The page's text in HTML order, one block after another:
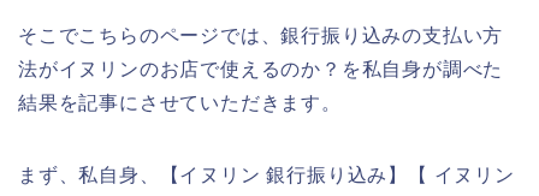
そこでこちらのページでは、銀行振り込みの支払い方
法がイヌリンのお店で使えるのか？を私自身が調べた
結果を記事にさせていただきます。
まず、私自身、【イヌリン 銀行振り込み】【 イヌリン